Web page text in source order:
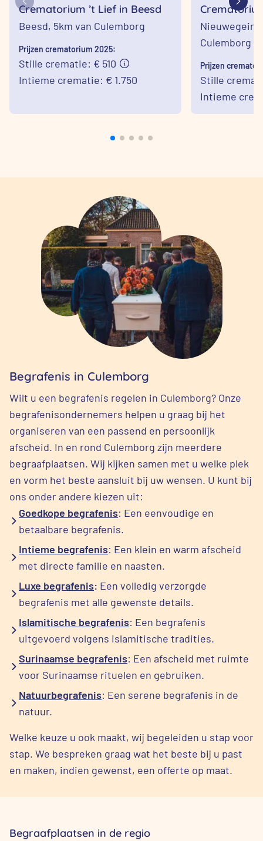
Crematorium ’t Lief in Beesd
Beesd, 5km van Culemborg
Prijzen crematorium 2025:
Stille crematie: € 510
Intieme crematie: € 1.750
Nieuwegein
Nieuwegein,
Culemborg
Prijzen
Stille
Intieme
Begrafenis in Culemborg
Wilt u een begrafenis regelen in Culemborg? Onze
begrafenisondernemers helpen u graag bij het
organiseren van een passend en persoonlijk
afscheid. In en rond Culemborg zijn meerdere
begraafplaatsen. Wij kijken samen met u welke plek
en vorm het beste aansluit bij uw wensen. U kunt bij
ons onder andere kiezen uit:
Goedkope begrafenis: Een eenvoudige en
betaalbare begrafenis.
Intieme begrafenis: Een klein en warm afscheid
met directe familie en naasten.
Luxe begrafenis: Een volledig verzorgde
begrafenis met alle gewenste details.
Islamitische begrafenis: Een begrafenis
uitgevoerd volgens islamitische tradities.
Surinaamse begrafenis: Een afscheid met ruimte
voor Surinaamse rituelen en gebruiken.
Natuurbegrafenis: Een serene begrafenis in de
natuur.
Welke keuze u ook maakt, wij begeleiden u stap voor
stap. We bespreken graag wat het beste bij u past
en maken, indien gewenst, een offerte op maat.
Begraafplaatsen in de regio